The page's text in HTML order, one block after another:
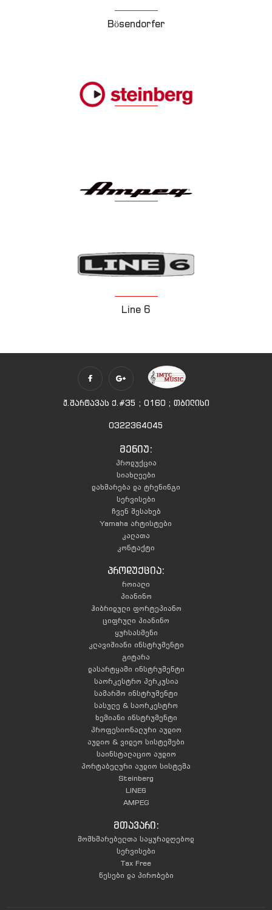
Bösendorfer
Line 6
ჟ.შარტავას ქ.#35 ; 0160 ; თბილისი
0322364045
მენიუ:
პროდუქცია
სიახლეები
დახმარება და ტრენინგი
სერვისები
ჩვენ შესახებ
Yamaha არტისტები
კალათა
კონტაქტი
პროდუქცია:
როიალი
პიანინო
ჰიბრიდული ფორტეპიანო
ციფრული პიანინო
ყურსასმენი
კლავიშიანი ინსტრუმენტი
გიტარა
დასარტყამი ინსტრუმენტი
საორკესტრო პერკუსია
სამარშო ინსტრუმენტი
სასულე & საორკესტრო
ხემიანი ინსტრუმენტი
პროფესიონალური აუდიო
აუდიო & ვიდეო სისტემები
საინსტალაციო აუდიო
პორტაბელური აუდიო სისტემა
Steinberg
LINE6
AMPEG
მთავარი:
მომხმარებელთა საყურადღებოდ
სერვისები
Tax Free
წესები და პირობები